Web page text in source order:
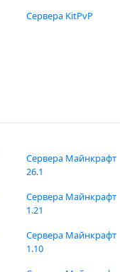
Сервера KitPvP
Сервера Майнкрафт
26.1
Сервера Майнкрафт
1.21
Сервера Майнкрафт
1.10